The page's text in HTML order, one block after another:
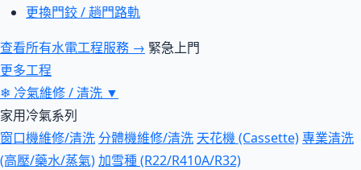
更換門鉸 / 趟門路軌
查看所有水電工程服務 → 緊急上門
更多工程
❄ 冷氣維修 / 清洗 ▼
家用冷氣系列
窗口機維修/清洗 分體機維修/清洗 天花機 (Cassette)專業清洗
(高壓/藥水/蒸氣)加雪種 (R22/R410A/R32)